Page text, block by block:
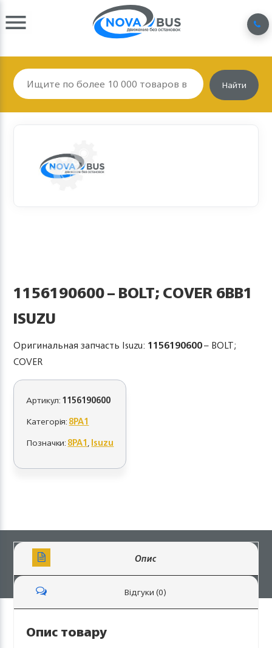
Найти
1156190600 – BOLT; COVER 6BB1
ISUZU
Оригинальная запчасть Isuzu: 1156190600– BOLT;
COVER
Артикул:1156190600
Категорія:8PA1
Позначки:8PA1,Isuzu
Опис
Відгуки (0)
Опис товару